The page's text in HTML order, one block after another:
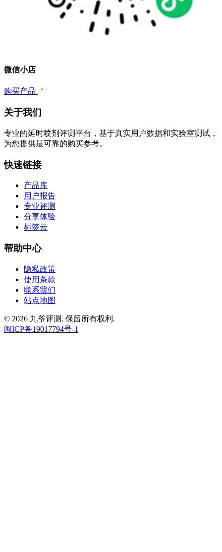
微信小店
购买产品
关于我们
专业的延时喷剂评测平台，基于真实用户数据和实验室测试，
为您提供最可靠的购买参考。
快速链接
产品库
用户报告
专业评测
分享体验
标签云
帮助中心
隐私政策
使用条款
联系我们
站点地图
© 2026 九爷评测. 保留所有权利.
闽ICP备19017794号-1